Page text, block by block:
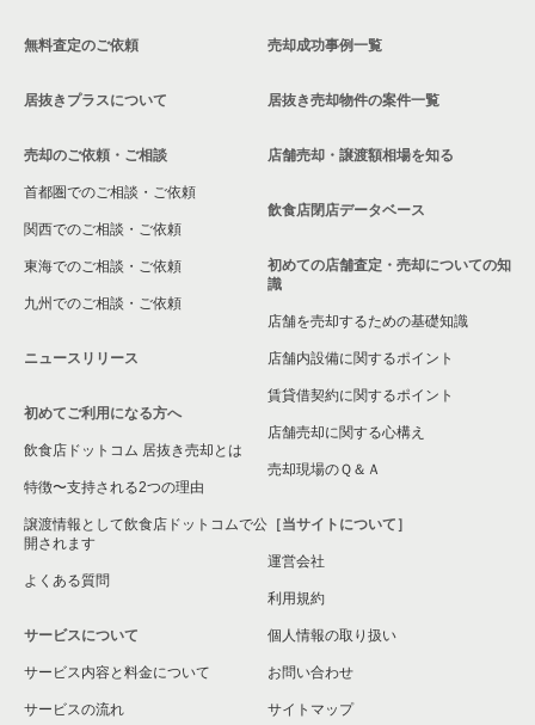
中野区の飲食店の居抜き売却物件の案件一覧
無料査定のご依頼
居抜きプラスについて
売却のご依頼・ご相談
首都圏でのご相談・ご依頼
関西でのご相談・ご依頼
東海でのご相談・ご依頼
九州でのご相談・ご依頼
ニュースリリース
初めてご利用になる方へ
飲食店ドットコム 居抜き売却とは
特徴〜支持される2つの理由
譲渡情報として飲食店ドットコムで公
開されます
よくある質問
サービスについて
サービス内容と料金について
サービスの流れ
売却成功事例一覧
居抜き売却物件の案件一覧
店舗売却・譲渡額相場を知る
飲食店閉店データベース
初めての店舗査定・売却についての知
識
店舗を売却するための基礎知識
店舗内設備に関するポイント
賃貸借契約に関するポイント
店舗売却に関する心構え
売却現場のＱ＆Ａ
［当サイトについて］
運営会社
利用規約
個人情報の取り扱い
お問い合わせ
サイトマップ